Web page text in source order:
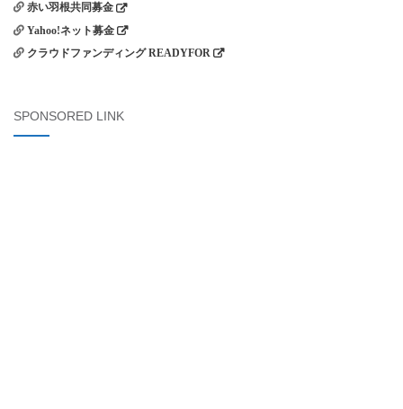
赤い羽根共同募金
Yahoo!ネット募金
クラウドファンディング READYFOR
SPONSORED LINK